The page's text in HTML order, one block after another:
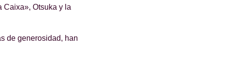
Caixa», Otsuka y la
de generosidad, han